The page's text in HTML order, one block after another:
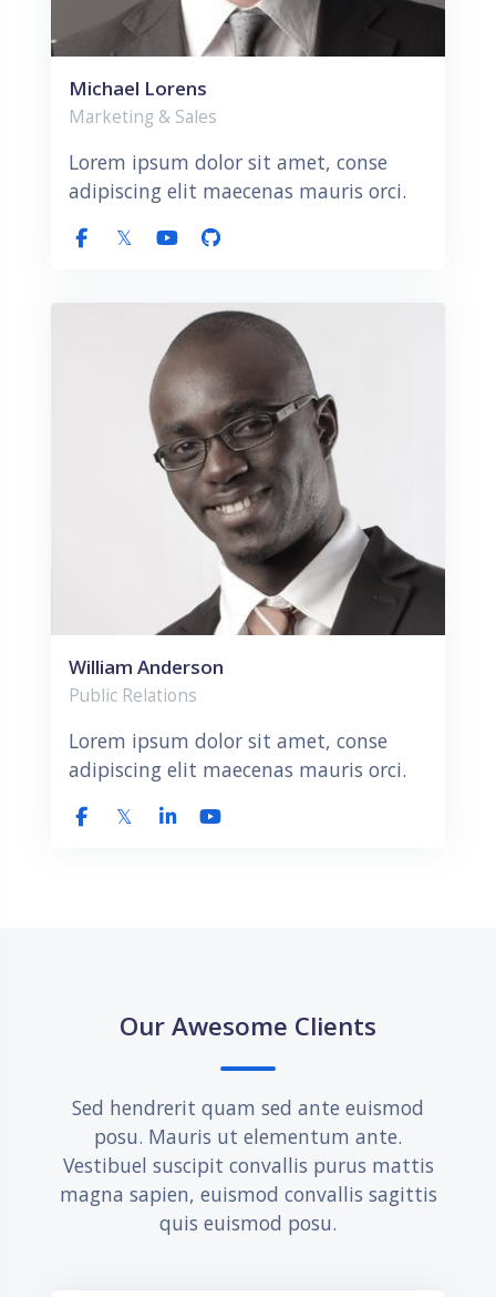
Michael Lorens
Marketing & Sales
Lorem ipsum dolor sit amet, conse
adipiscing elit maecenas mauris orci.
William Anderson
Public Relations
Lorem ipsum dolor sit amet, conse
adipiscing elit maecenas mauris orci.
Our Awesome Clients
Sed hendrerit quam sed ante euismod
posu. Mauris ut elementum ante.
Vestibuel suscipit convallis purus mattis
magna sapien, euismod convallis sagittis
quis euismod posu.